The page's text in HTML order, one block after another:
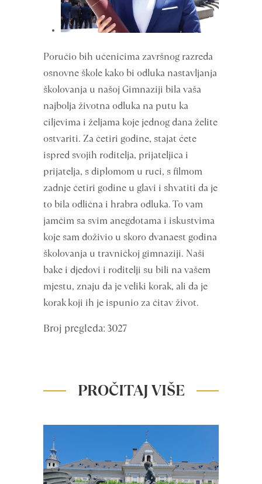
Poručio bih učenicima završnog razreda
osnovne škole kako bi odluka nastavljanja
školovanja u našoj Gimnaziji bila vaša
najbolja životna odluka na putu ka
ciljevima i željama koje jednog dana želite
ostvariti. Za četiri godine, stajat ćete
ispred svojih roditelja, prijateljica i
prijatelja, s diplomom u ruci, s filmom
zadnje četiri godine u glavi i shvatiti da je
to bila odlična i hrabra odluka. To vam
jamčim sa svim anegdotama i iskustvima
koje sam doživio u skoro dvanaest godina
školovanja u travničkoj gimnaziji. Naši
bake i djedovi i roditelji su bili na vašem
mjestu, znaju da je veliki korak, ali da je
korak koji ih je ispunio za čitav život.
Broj pregleda: 3027
PROČITAJ VIŠE